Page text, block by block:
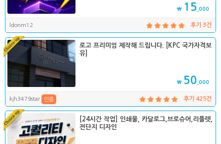
₩ 15 ,000
ldonm12 후기 3건
로고 프리미엄 제작해 드립니다. [KPC 국가자격보
유]
₩ 50 ,000
kjh3479star 인증 후기 425건
[24시간 작업] 인쇄물, 카달로그,브로슈어,리플렛,
전단지 디자인